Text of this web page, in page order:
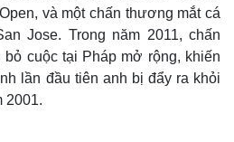
và một chấn thương mắt cá
Jose. Trong năm 2011, chấn
cuộc tại Pháp mở rộng, khiến
lần đầu tiên anh bị đẩy ra khỏi
2001.